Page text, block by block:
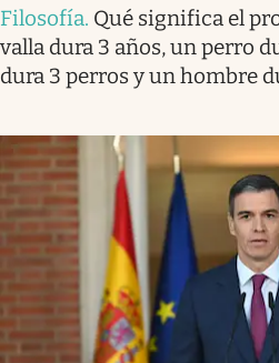
Filosofía. Qué significa el
valla dura 3 años, un perro
dura 3 perros y un hombre